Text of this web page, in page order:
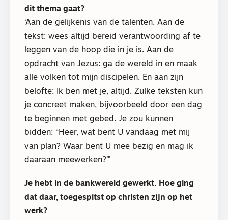
dit thema gaat?
‘Aan de gelijkenis van de talenten. Aan de
tekst: wees altijd bereid verantwoording af te
leggen van de hoop die in je is. Aan de
opdracht van Jezus: ga de wereld in en maak
alle volken tot mijn discipelen. En aan zijn
belofte: Ik ben met je, altijd. Zulke teksten kun
je concreet maken, bijvoorbeeld door een dag
te beginnen met gebed. Je zou kunnen
bidden: “Heer, wat bent U vandaag met mij
van plan? Waar bent U mee bezig en mag ik
daaraan meewerken?”’
Je hebt in de bankwereld gewerkt. Hoe ging
dat daar, toegespitst op christen zijn op het
werk?